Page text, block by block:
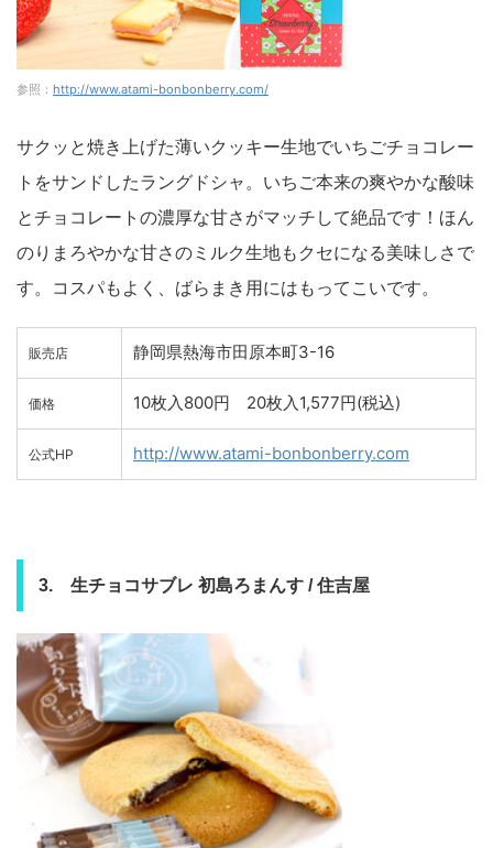
参照： http://www.atami-bonbonberry.com/
サクッと焼き上げた薄いクッキー生地でいちごチョコレー
トをサンドしたラングドシャ。いちご本来の爽やかな酸味
とチョコレートの濃厚な甘さがマッチして絶品です！ほん
のりまろやかな甘さのミルク生地もクセになる美味しさで
す。コスパもよく、ばらまき用にはもってこいです。
販売店 静岡県熱海市田原本町3-16
価格 10枚入800円 20枚入1,577円(税込)
公式HP http://www.atami-bonbonberry.com
3. 生チョコサブレ 初島ろまんす / 住吉屋